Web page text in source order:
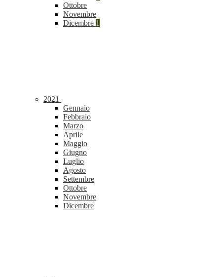
Ottobre
Novembre
Dicembre 1
2021
Gennaio
Febbraio
Marzo
Aprile
Maggio
Giugno
Luglio
Agosto
Settembre
Ottobre
Novembre
Dicembre